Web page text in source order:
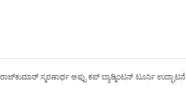
ಸ್ಮರಣಾರ್ಥ ಅಪ್ಪು ಕಪ್ ಬ್ಯಾಡ್ಮಿಂಟನ್ ಟೂರ್ನಿ ಉದ್ಘಾಟನೆ